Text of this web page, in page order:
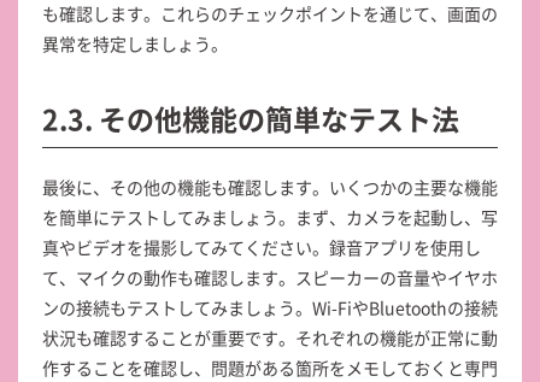
も確認します。これらのチェックポイントを通じて、画面の
異常を特定しましょう。
2.3. その他機能の簡単なテスト法
最後に、その他の機能も確認します。いくつかの主要な機能
を簡単にテストしてみましょう。まず、カメラを起動し、写
真やビデオを撮影してみてください。録音アプリを使用し
て、マイクの動作も確認します。スピーカーの音量やイヤホ
ンの接続もテストしてみましょう。Wi-FiやBluetoothの接続
状況も確認することが重要です。それぞれの機能が正常に動
作することを確認し、問題がある箇所をメモしておくと専門